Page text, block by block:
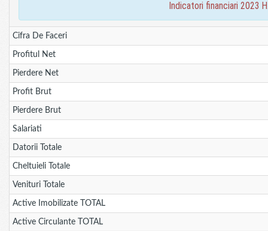
indicatori financiari 2023
Cifra De Faceri
Profitul Net
Pierdere Net
Profit Brut
Pierdere Brut
Salariati
Datorii Totale
Cheltuieli Totale
Venituri Totale
Active Imobilizate TOTAL
Active Circulante TOTAL